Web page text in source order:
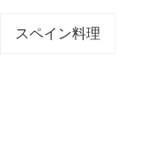
スペイン料理